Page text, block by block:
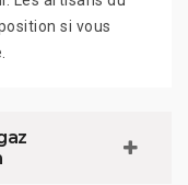
si vous